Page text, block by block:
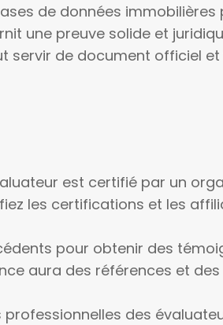
de données
une preuve solide et
servir de document officiel
est certifié par un
les certifications et les
pour obtenir des
aura des références et
professionnelles des